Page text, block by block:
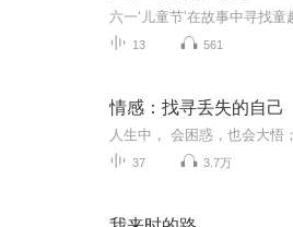
13 561
情感：找寻丢失的自己
37 3.7万